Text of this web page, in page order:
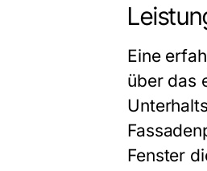
Eine
über das
Fenster